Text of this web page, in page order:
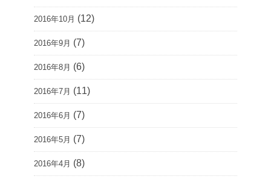
2016年10月 (12)
2016年9月 (7)
2016年8月 (6)
2016年7月 (11)
2016年6月 (7)
2016年5月 (7)
2016年4月 (8)